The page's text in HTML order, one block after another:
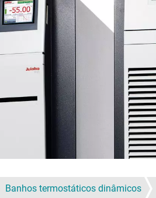
Banhos termostáticos dinâmicos